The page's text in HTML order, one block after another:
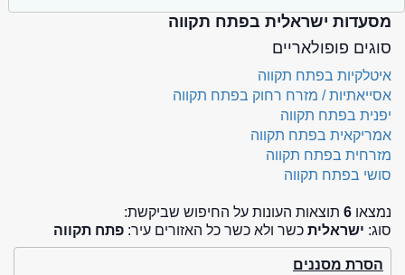
מסעדות ישראלית בפתח תקווה
סוגים פופולאריים
איטלקיות בפתח תקווה
אסייאתיות / מזרח רחוק בפתח תקווה
יפנית בפתח תקווה
אמריקאית בפתח תקווה
מזרחית בפתח תקווה
סושי בפתח תקווה
נמצאו 6 תוצאות העונות על החיפוש שביקשת:
סוג: ישראלית כשר ולא כשר כל האזורים עיר: פתח תקווה
הסרת מסננים